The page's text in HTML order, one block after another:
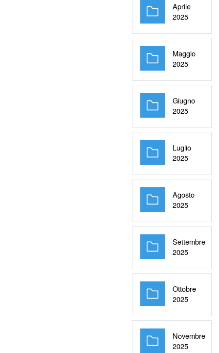
Aprile
2025Cartella
Maggio
2025Cartella
Giugno
2025Cartella
Luglio
2025Cartella
Agosto
2025Cartella
Settembre
2025Cartella
Ottobre
2025Cartella
Novembre
2025Cartella